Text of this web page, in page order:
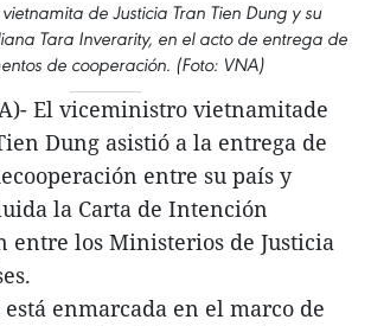
de Justicia Tran Tien Dung y su
Tara Inverarity, en el acto de entrega de
de cooperación. (Foto: VNA)
El viceministro vietnamitade
Dung asistió a la entrega de
entre su país y
la Carta de Intención
entre los Ministerios de Justicia
enmarcada en el marco de